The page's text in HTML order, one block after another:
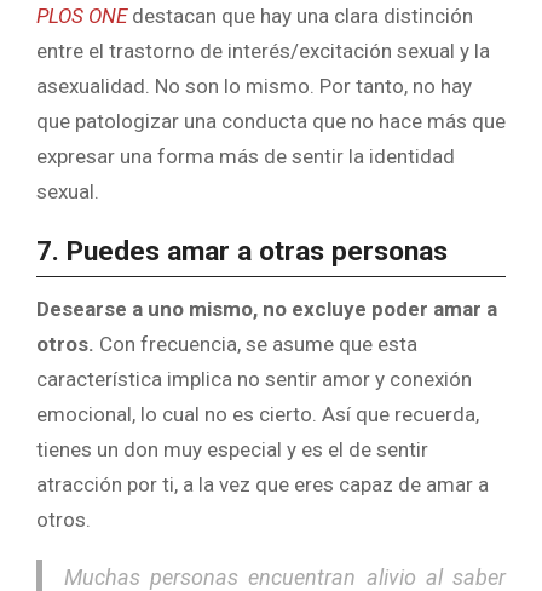
PLOS ONE destacan que hay una clara distinción
entre el trastorno de interés/excitación sexual y la
asexualidad. No son lo mismo. Por tanto, no hay
que patologizar una conducta que no hace más que
expresar una forma más de sentir la identidad
sexual.
7. Puedes amar a otras personas
Desearse a uno mismo, no excluye poder amar a
otros. Con frecuencia, se asume que esta
característica implica no sentir amor y conexión
emocional, lo cual no es cierto. Así que recuerda,
tienes un don muy especial y es el de sentir
atracción por ti, a la vez que eres capaz de amar a
otros.
Muchas personas encuentran alivio al saber